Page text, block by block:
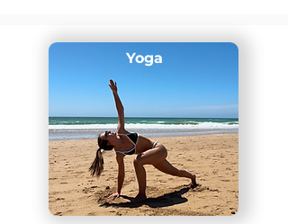
Yoga